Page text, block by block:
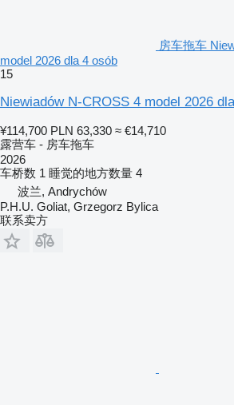
房车拖车
model 2026 dla 4 osób
15
Niewiadów N-CROSS 4 model 2026
¥114,700 PLN 63,330 ≈ €14,710
露营车 - 房车拖车
2026
车桥数 1 睡觉的地方数量 4
波兰, Andrychów
P.H.U. Goliat, Grzegorz Bylica
联系卖方